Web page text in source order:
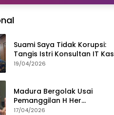
Suami Saya Tidak Korupsi:
Tangis Istri Konsultan IT
Nadiem Dituntut 22,5 Tahun
19/04/2026
Madura Bergolak Usai
Pemanggilan H Her
Pamekasan, Faizal Assegaf
17/04/2026